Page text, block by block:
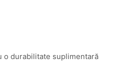
o durabilitate suplimentară